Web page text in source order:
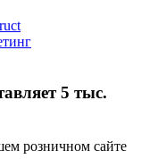
5 тыс.
розничном сайте